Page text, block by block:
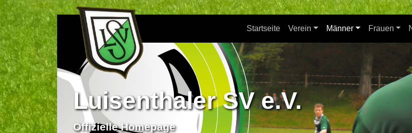
Startseite Verein Männer Frauen
Luisenthaler SV e.V.
Offizielle Homepage